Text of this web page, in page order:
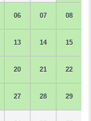
06 07 08
13 14 15
20 21 22
27 28 29